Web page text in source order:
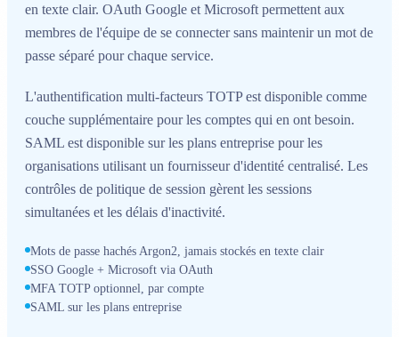
en texte clair. OAuth Google et Microsoft permettent aux
membres de l'équipe de se connecter sans maintenir un mot de
passe séparé pour chaque service.
L'authentification multi-facteurs TOTP est disponible comme
couche supplémentaire pour les comptes qui en ont besoin.
SAML est disponible sur les plans entreprise pour les
organisations utilisant un fournisseur d'identité centralisé. Les
contrôles de politique de session gèrent les sessions
simultanées et les délais d'inactivité.
Mots de passe hachés Argon2, jamais stockés en texte clair
SSO Google + Microsoft via OAuth
MFA TOTP optionnel, par compte
SAML sur les plans entreprise